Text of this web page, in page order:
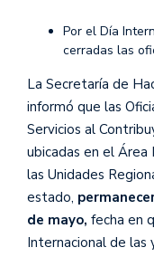
Por el Día
cerradas las
La Secretaría de
informó que las
Servicios al
ubicadas en el
las Unidades
estado,
de mayo, fecha en
Internacional de las